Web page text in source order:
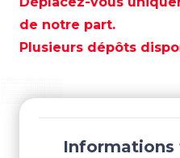
6,5"
GRILLE
SPORT
de notre part.
Plusieurs dépôts
Informations